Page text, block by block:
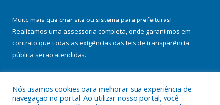
Muito mais que criar site ou sistema para prefeituras!
Realizamos uma assessoria completa, onde garantimos em
contrato que todas as exigências das leis de transparência
pública serão atendidas.
Nós usamos cookies para melhorar sua experiência de
navegação no portal. Ao utilizar nosso portal, você